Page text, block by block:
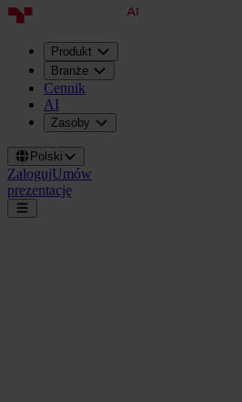
Produkt
Branże
Cennik
AI
Zasoby
Polski
ZalogujUmów
prezentację